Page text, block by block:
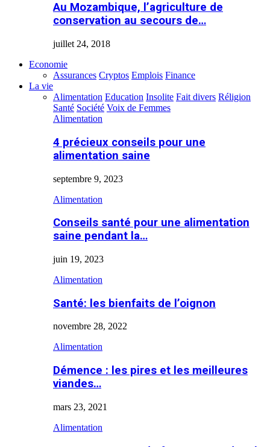
Au Mozambique, l’agriculture de
conservation au secours de…
juillet 24, 2018
Economie
Assurances Cryptos Emplois Finance
La vie
Alimentation Education Insolite Fait divers Réligion
Santé Société Voix de Femmes
Alimentation
4 précieux conseils pour une
alimentation saine
septembre 9, 2023
Alimentation
Conseils santé pour une alimentation
saine pendant la…
juin 19, 2023
Alimentation
Santé: les bienfaits de l’oignon
novembre 28, 2022
Alimentation
Démence : les pires et les meilleures
viandes…
mars 23, 2021
Alimentation